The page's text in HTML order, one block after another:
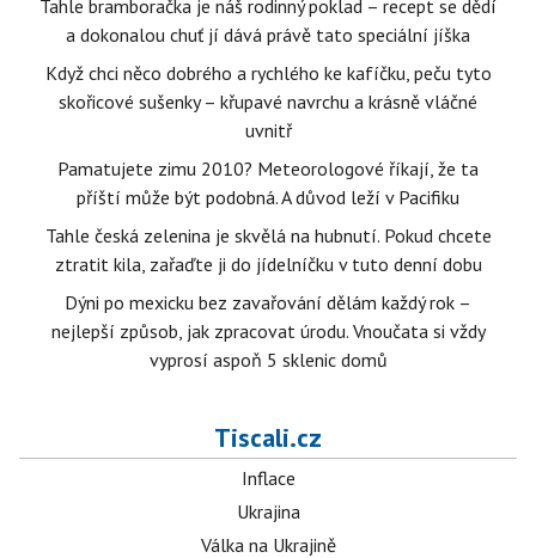
Tahle bramboračka je náš rodinný poklad – recept se dědí
a dokonalou chuť jí dává právě tato speciální jíška
Když chci něco dobrého a rychlého ke kafíčku, peču tyto
skořicové sušenky – křupavé navrchu a krásně vláčné
uvnitř
Pamatujete zimu 2010? Meteorologové říkají, že ta
příští může být podobná. A důvod leží v Pacifiku
Tahle česká zelenina je skvělá na hubnutí. Pokud chcete
ztratit kila, zařaďte ji do jídelníčku v tuto denní dobu
Dýni po mexicku bez zavařování dělám každý rok –
nejlepší způsob, jak zpracovat úrodu. Vnoučata si vždy
vyprosí aspoň 5 sklenic domů
Tiscali.cz
Inflace
Ukrajina
Válka na Ukrajině